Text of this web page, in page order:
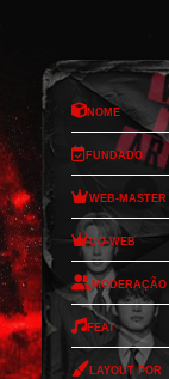
Nome
Fundado
Web-Master
Co-Web
Moderação
Feat
Layout por